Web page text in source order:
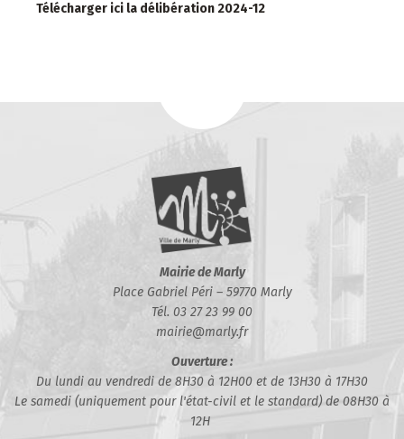
Télécharger ici la délibération 2024-12
Mairie de Marly
Place Gabriel Péri – 59770 Marly
Tél. 03 27 23 99 00
mairie@marly.fr
Ouverture :
Du lundi au vendredi de 8H30 à 12H00 et de 13H30 à 17H30
Le samedi (uniquement pour l'état-civil et le standard) de 08H30 à
12H